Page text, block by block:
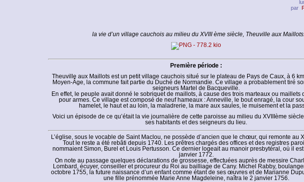
par
la vie d’un village cauchois au milieu du XVIII ème siècle, Theuville aux Maillots.
Première période :
Theuville aux Maillots est un petit village cauchois situé sur le plateau de Pays de Caux, à 6
Moyen-Âge, la commune fait partie du Duché de Normandie. Ce village a probablement tiré
seigneurs Martel de Bacqueville.
En effet, le peuple avait donné le sobriquet de maillots, à cause des trois marteaux ou maillets
pour armes. Ce village est composé de neuf hameaux : Anneville, le bout enragé, la cour
hamelet, le haut et au loin, la maladrerie, la mare aux saules, le muisement et la
Voici un épisode de ce qu’était la vie journalière de cette paroisse au milieu du XVIIIème
ses habitants et des seigneurs du lieu.
L’église, sous le vocable de Saint Maclou, ne possède d’ancien que le chœur, qui remonte au
Tout le reste a été rebâti depuis 1740. Les prêtres chargés des offices et des registres
nommaient Simon, Burel et Louis Pertusson. Ce dernier logeait au manoir presbytéral, où il
janvier 1772.
On note au passage quelques déclarations de grossesse, effectuées auprès de messire
Lombard, écuyer, conseiller et procureur du Roi au bailliage de Cany. Michel Rabby,
octobre 1755, la future naissance d’un enfant comme étant de ses œuvres et de Marianne
une fille prénommée Marie Anne Magdeleine, naîtra le 2 janvier 1756.